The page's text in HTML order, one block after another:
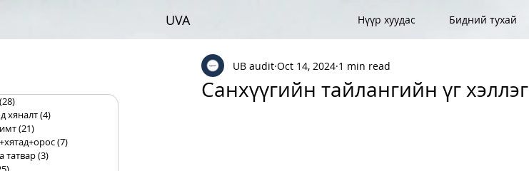
UVA Нүүр хуудас Бидний тухай
(28)
хяналт(4)
(21)
(7)
татвар(3)
Санхүүгийн тайлангийн үг хэллэг
UB audit Oct 14, 2024 1 min read